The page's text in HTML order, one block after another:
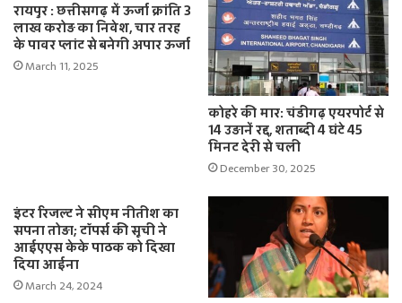
रायपुर : छत्तीसगढ़ में ऊर्जा क्रांति 3
लाख करोड़ का निवेश, चार तरह
के पावर प्लांट से बनेगी अपार ऊर्जा
March 11, 2025
कोहरे की मार: चंडीगढ़ एयरपोर्ट से
14 उड़ानें रद्द, शताब्दी 4 घंटे 45
मिनट देरी से चली
December 30, 2025
इंटर रिजल्ट ने सीएम नीतीश का
सपना तोड़ा; टॉपर्स की सूची ने
आईएएस केके पाठक को दिखा
दिया आईना
March 24, 2024